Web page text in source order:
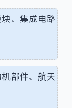
、集成电路
部件、航天